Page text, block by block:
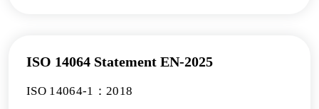
ISO 14064 Statement EN-2025
ISO 14064-1：2018